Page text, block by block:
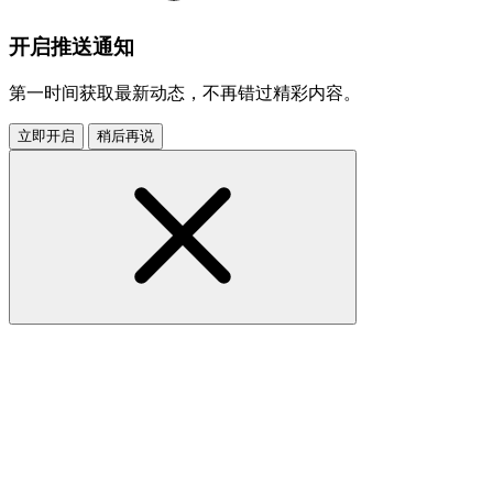
开启推送通知
第一时间获取最新动态，不再错过精彩内容。
立即开启 稍后再说